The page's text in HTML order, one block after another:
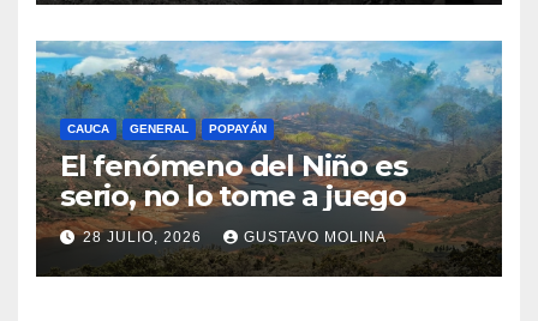
CAUCA GENERAL POPAYÁN
El fenómeno del Niño es
serio, no lo tome a juego
28 JULIO, 2026 GUSTAVO MOLINA